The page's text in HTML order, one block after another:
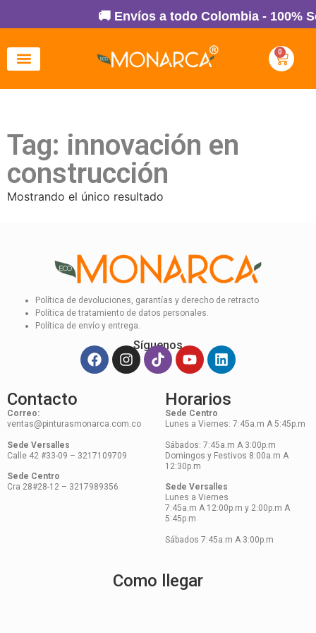
🚚 Envíos a todo Colombia - 100%
0
Tag: innovación en
construcción
Mostrando el único resultado
Política de devoluciones, garantías y derecho de retracto
Política de tratamiento de datos personales.
Política de envío y entrega.
Síguenos
Contacto
Correo:
ventas@pinturasmonarca.com.co
Sede Versalles
Calle 42 #33-09 – 3217109709
Sede Centro
Cra 28#28-12 – 3217989356
Horarios
Sede Centro
Lunes a Viernes: 7:45a.m A 5:45p.m
Sábados: 7:45a.m A 3:00p.m
Domingos y Festivos 8:00a.m A
12:30p.m
Sede Versalles
Lunes a Viernes
7:45a.m A 12:00p.m y 2:00p.m A
5:45p.m
Sábados 7:45a.m A 3:00p.m
Como llegar